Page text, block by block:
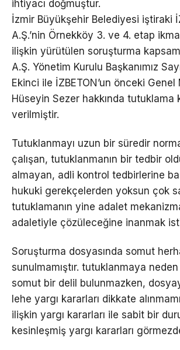
ihtiyacı doğmuştur.
İzmir Büyükşehir Belediyesi iştiraki
A.Ş.’nin Örnekköy 3. ve 4. etap
ilişkin yürütülen soruşturma
A.Ş. Yönetim Kurulu Başkanımız
Ekinci ile İZBETON’un önceki Genel
Hüseyin Sezer hakkında tutuklama
verilmiştir.
Tutuklanmayı uzun bir süredir
çalışan, tutuklanmanın bir tedbir
almayan, adli kontrol tedbirlerine
hukuki gerekçelerden yoksun çok
tutuklamanın yine adalet
adaletiyle çözüleceğine inanmak
Soruşturma dosyasında somut
sunulmamıştır. tutuklanmaya
somut bir delil bulunmazken,
lehe yargı kararları dikkate
ilişkin yargı kararları ile sabit bir
kesinleşmiş yargı kararları